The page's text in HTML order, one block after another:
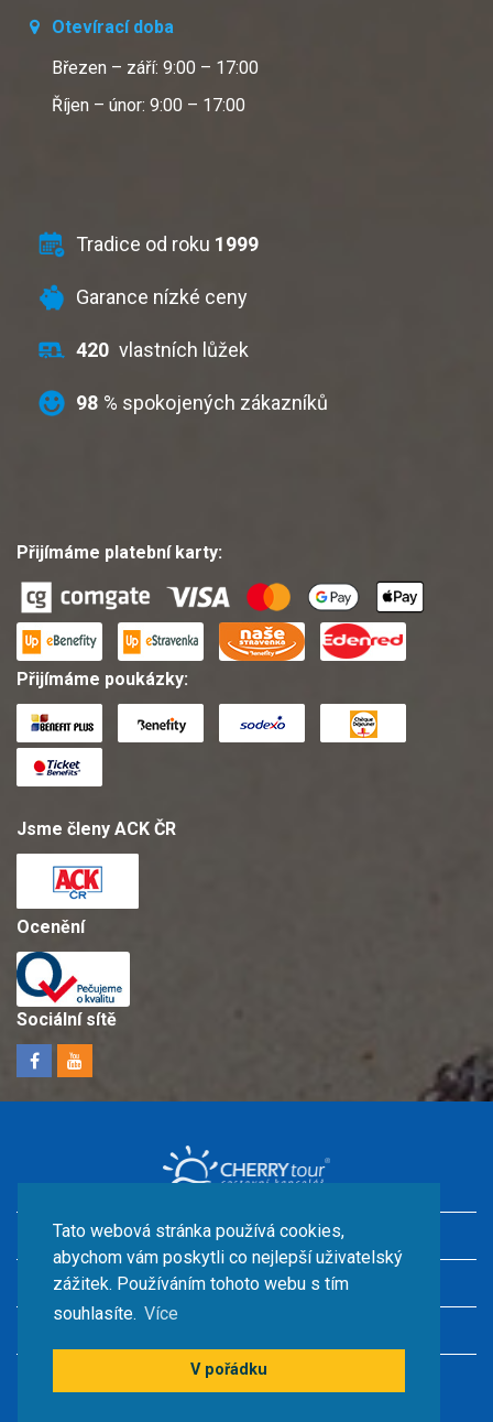
Tato webová stránka používá cookies,
abychom vám poskytli co nejlepší uživatelský
zážitek. Používáním tohoto webu s tím
souhlasíte. Více
V pořádku
Otevírací doba
Březen – září: 9:00 – 17:00
Říjen – únor: 9:00 – 17:00
Tradice od roku 1999
Garance nízké ceny
420 vlastních lůžek
98 % spokojených zákazníků
Přijímáme platební karty:
Přijímáme poukázky:
Jsme členy ACK ČR
Ocenění
Sociální sítě
Dovolená v Chorvatsku s dětmi
Ubytování u moře
© CHERRY TOUR s.r.o.2026